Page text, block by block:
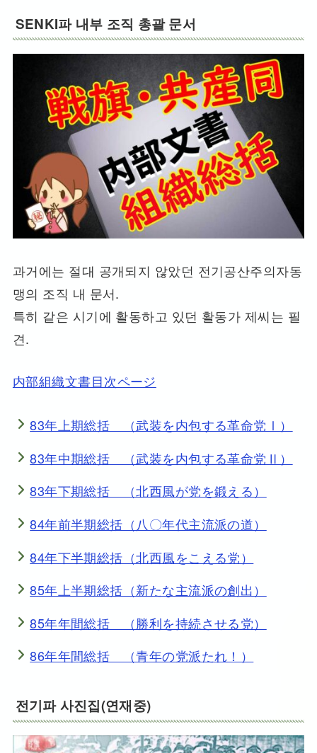
SENKI파 내부 조직 총괄 문서
과거에는 절대 공개되지 않았던 전기공산주의자동
맹의 조직 내 문서.
특히 같은 시기에 활동하고 있던 활동가 제씨는 필
견.
内部組織文書目次ページ
83年上期総括 （武装を内包する革命党Ⅰ）
83年中期総括 （武装を内包する革命党Ⅱ）
83年下期総括 （北西風が党を鍛える）
84年前半期総括（八〇年代主流派の道）
84年下半期総括（北西風をこえる党）
85年上半期総括（新たな主流派の創出）
85年年間総括 （勝利を持続させる党）
86年年間総括 （青年の党派たれ！）
전기파 사진집(연재중)